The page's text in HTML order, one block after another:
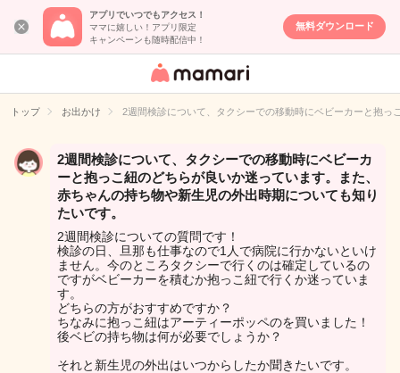
アプリでいつでもアクセス！
ママに嬉しい！アプリ限定
キャンペーンも随時配信中！
無料ダウンロード
女性専用匿名QA
イト
トップ お出かけ 2週間検診について、タクシーでの移動時にベビーカーと抱
2週間検診について、タクシーでの移動時にベビーカ
ーと抱っこ紐のどちらが良いか迷っています。また、
赤ちゃんの持ち物や新生児の外出時期についても知り
たいです。
2週間検診についての質問です！
検診の日、旦那も仕事なので1人で病院に行かないといけ
ません。今のところタクシーで行くのは確定しているの
ですがベビーカーを積むか抱っこ紐で行くか迷っていま
す。
どちらの方がおすすめですか？
ちなみに抱っこ紐はアーティーポッペのを買いました！
後ベビの持ち物は何が必要でしょうか？
それと新生児の外出はいつからしたか聞きたいです。